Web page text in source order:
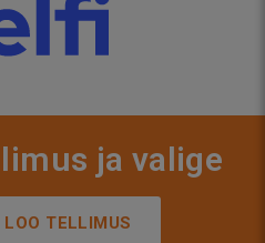
ja valige
LOO TELLIMUS